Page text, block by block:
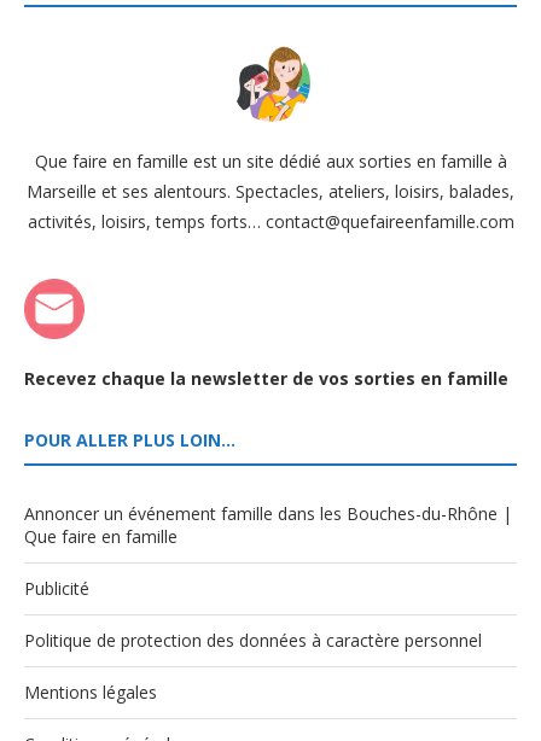
Que faire en famille est un site dédié aux sorties en famille à
Marseille et ses alentours. Spectacles, ateliers, loisirs, balades,
activités, loisirs, temps forts… contact@quefaireenfamille.com
Recevez chaque la newsletter de vos sorties en famille
POUR ALLER PLUS LOIN…
Annoncer un événement famille dans les Bouches-du-Rhône |
Que faire en famille
Publicité
Politique de protection des données à caractère personnel
Mentions légales